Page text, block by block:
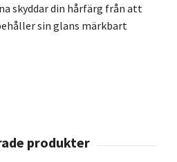
skyddar din hårfärg från att
sin glans märkbart